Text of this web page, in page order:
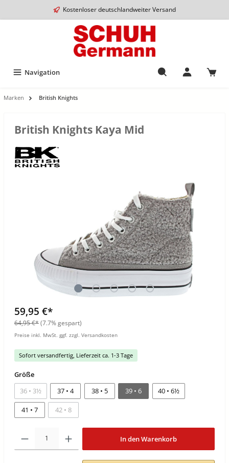
Kostenloser deutschlandweiter Versand
Navigation
Marken British Knights
British Knights Kaya Mid
59,95 €*
64,95 €*(7.7% gespart)
Preise inkl. MwSt. ggf. zzgl. Versandkosten
Sofort versandfertig, Lieferzeit ca. 1-3 Tage
Größe
36 • 3½
37 • 4 38 • 5 39 • 6 40 • 6½
41 • 7 42 • 8
In den Warenkorb